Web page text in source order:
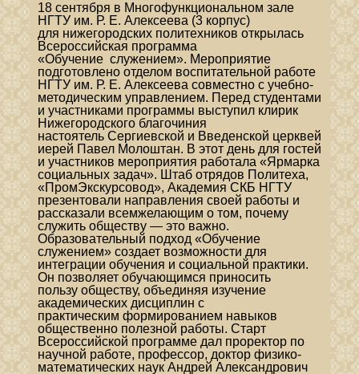
18 сентября в Многофункциональном зале
НГТУ им. Р. Е. Алексеева (3 корпус)
для нижегородских политехников открылась
Всероссийская программа
«Обучение служением». Мероприятие
подготовлено отделом воспитательной работе
НГТУ им. Р. Е. Алексеева совместно с учебно-
методическим управлением. Перед студентами
и участниками программы выступил клирик
Нижегородского благочиния
настоятель Сергиевской и Введенской церквей
иерей Павел Молоштан. В этот день для гостей
и участников мероприятия работала «Ярмарка
социальных задач». Штаб отрядов Политеха,
«ПромЭкскурсовод», Академия СКБ НГТУ
презентовали направления своей работы и
рассказали всемжелающим о том, почему
служить обществу — это важно.
Образовательный подход «Обучение
служением» создает возможности для
интеграции обучения и социальной практики.
Он позволяет обучающимся приносить
пользу обществу, объединяя изучение
академических дисциплин с
практическим формированием навыков
общественно полезной работы. Старт
Всероссийской программе дал проректор по
научной работе, профессор, доктор физико-
математических наук Андрей Александрович